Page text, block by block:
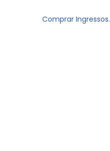
Comprar Ingressos.